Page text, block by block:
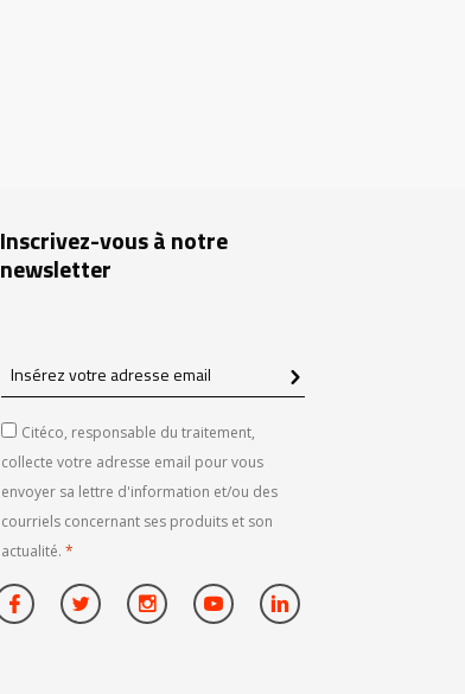
Inscrivez-vous à notre
newsletter
Insérez
votre
adresse
email
Citéco, responsable du traitement,
collecte votre adresse email pour vous
envoyer sa lettre d'information et/ou des
courriels concernant ses produits et son
actualité. *